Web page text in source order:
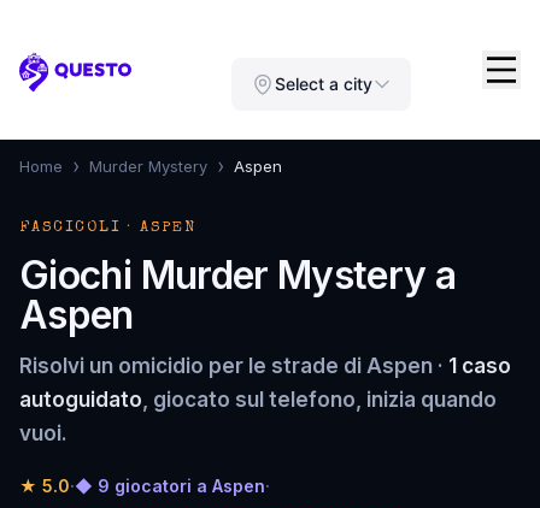
Questo Select a city
Home › Murder Mystery › Aspen
FASCICOLI · ASPEN
Giochi Murder Mystery a
Aspen
Risolvi un omicidio per le strade di Aspen · 1 caso
autoguidato, giocato sul telefono, inizia quando
vuoi.
★ 5.0·◆ 9 giocatori a Aspen·